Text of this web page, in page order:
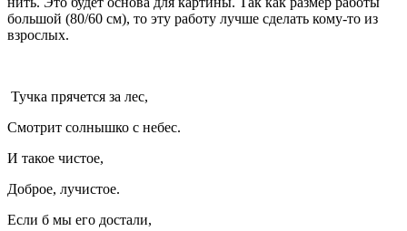
большой (80/60 см), то эту работу лучше сделать кому-то из
взрослых.
Тучка прячется за лес,
Смотрит солнышко с небес.
И такое чистое,
Доброе, лучистое.
Если б мы его достали,